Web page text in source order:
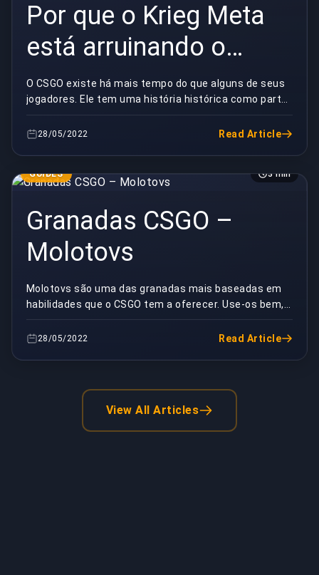
Por que o Krieg Meta
está arruinando o
CSGO
O CSGO existe há mais tempo do que alguns de seus
jogadores. Ele tem uma história histórica como parte
dos fundamentos do Esports e é possivelmente o ...
28/05/2022 Read Article
GUIDES 3 min
Granadas CSGO –
Molotovs
Molotovs são uma das granadas mais baseadas em
habilidades que o CSGO tem a oferecer. Use-os bem, e
você pode facilmente eliminar invasores e espreita...
28/05/2022 Read Article
View All Articles